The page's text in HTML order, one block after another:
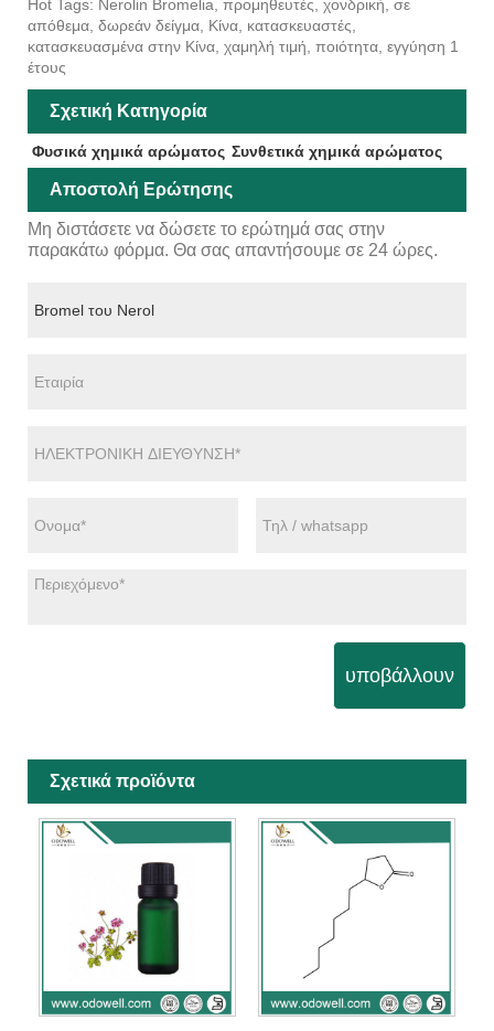
Hot Tags: Nerolin Bromelia, προμηθευτές, χονδρική, σε
απόθεμα, δωρεάν δείγμα, Κίνα, κατασκευαστές,
κατασκευασμένα στην Κίνα, χαμηλή τιμή, ποιότητα, εγγύηση 1
έτους
Σχετική Κατηγορία
Φυσικά χημικά αρώματος Συνθετικά χημικά αρώματος
Αποστολή Ερώτησης
Μη διστάσετε να δώσετε το ερώτημά σας στην
παρακάτω φόρμα. Θα σας απαντήσουμε σε 24 ώρες.
υποβάλλουν
Σχετικά προϊόντα